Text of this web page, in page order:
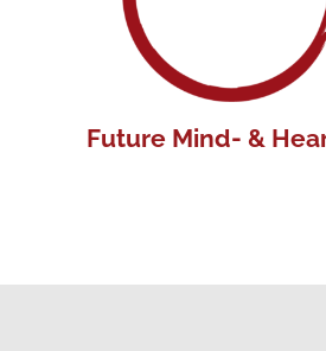
neue, nachhaltigere und
Future Mind- &